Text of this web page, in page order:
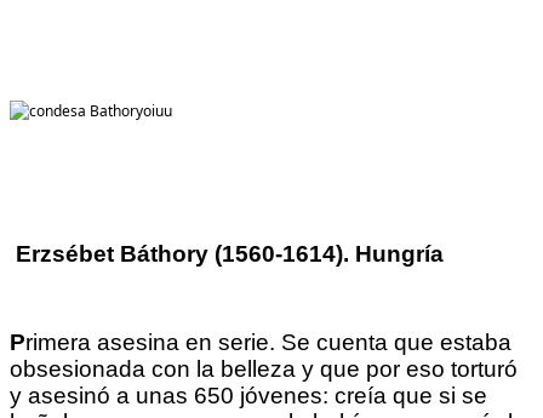
Erzsébet Báthory (1560-1614). Hungría
Primera asesina en serie. Se cuenta que estaba
obsesionada con la belleza y que por eso torturó
y asesinó a unas 650 jóvenes: creía que si se